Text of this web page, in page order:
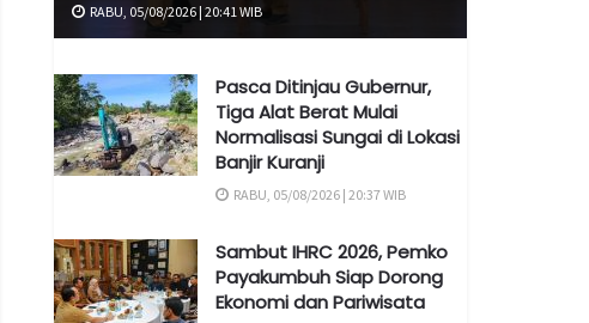
RABU, 05/08/2026 | 20:41 WIB
Pasca Ditinjau Gubernur,
Tiga Alat Berat Mulai
Normalisasi Sungai di Lokasi
Banjir Kuranji
RABU, 05/08/2026 | 20:37 WIB
Sambut IHRC 2026, Pemko
Payakumbuh Siap Dorong
Ekonomi dan Pariwisata